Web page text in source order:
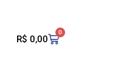
R$ 0,00
0